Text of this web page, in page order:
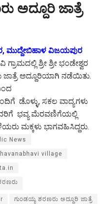
ಅದ್ದೂರಿ ಜಾತ್ರೆ
ಮುದ್ದೇಬಿಹಾಳ ವಿಜಯಪುರ
ಶ್ರೀ ಶ್ರೀ ಭಂಡೇಶ್ವರ
ಜಾತ್ರೆ ಅದ್ದೂರಿಯಾಗಿ ನಡೆಯಿತು.
ಡೊಳ್ಳು, ಸಕಲ ವಾದ್ಯಗಳು
ವರಿಗೆ ಭವ್ಯ ಮೆರವಣಿಗೆಯಲ್ಲಿ
ಮಕ್ಕಳು ಭಾಗವಹಿಸಿದ್ದರು.
News
village
ಗುಂಡಯ್ಯ ಶರಣರು ಅದ್ದೂರಿ ಜಾತ್ರೆ